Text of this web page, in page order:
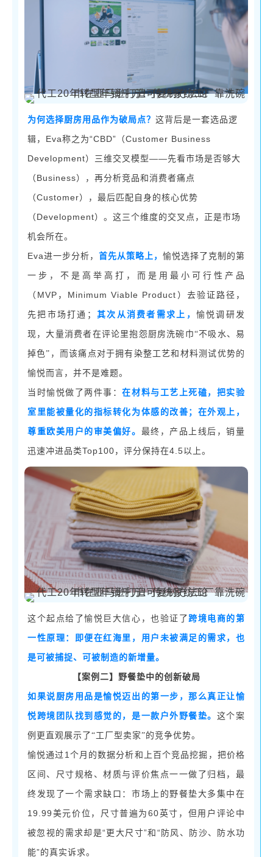
为何选择厨房用品作为破局点？ 这背后是一套选品逻
辑， Eva称之为“CBD”（Customer Business
Development）三维交叉模型——先看市场是否够大
（Business），再分析竞品和消费者痛点
（Customer），最后匹配自身的核心优势
（Development）。这三个维度的交叉点，正是市场
机会所在。
Eva进一步分析， 首先从策略上， 愉悦选择了克制的第
一步，不是高举高打，而是用最小可行性产品
（ MVP，Minimum Viable Product）去验证路径，
先把市场打通；
其次从消费者需求上， 愉悦调研发
现，大量消费者在评论里抱怨厨房洗碗巾“不吸水、易
掉色”，而该痛点对于拥有染整工艺和材料测试优势的
愉悦而言，并不是难题。
当时愉悦做了两件事：在材料与工艺上死磕，把实验
室里能被量化的指标转化为体感的改善；在外观上，
尊重欧美用户的审美偏好。 最终，产品上线后，销量
迅速冲进品类Top100，评分保持在4.5以上。
这个起点给了愉悦巨大信心，也验证了 跨境电商的第
一性原理：即便在红海里，用户未被满足的需求，也
是可被捕捉、可被制造的新增量。
【案例二】 野餐垫中的创新破局
如果说厨房用品是愉悦迈出的第一步，那么真正让愉
悦跨境团队找到感觉的，是一款户外野餐垫。 这个案
例更直观展示了 “工厂型卖家”的竞争优势。
愉悦通过 1个月的数据分析和上百个竞品挖掘，把价格
区间、尺寸规格、材质与评价焦点一一做了归档，最
终发现了一个需求缺口：市场上的野餐垫大多集中在
19.99美元价位，尺寸普遍为60英寸，但用户评论中
被忽视的需求却是“更大尺寸”和“防风、防沙、防水功
能”的真实诉求。